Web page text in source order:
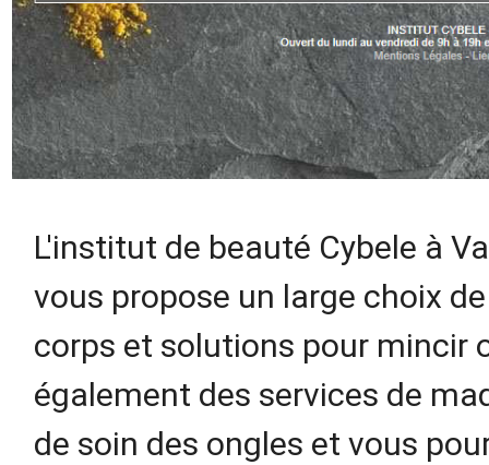
L'institut de beauté Cybele à
vous propose un large choix
corps et solutions pour mincir
également des services de
de soin des ongles et vous